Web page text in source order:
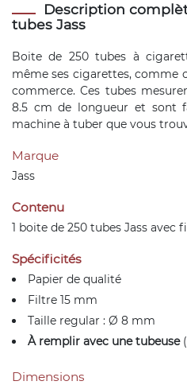
Description
tubes Jass
Boite de 250tubes à
même ses cigarettes, comme
commerce. Ces tubes
8.5 cm de longueur et sont
machine à tuber que vous
Marque
Jass
Contenu
1 boite de 250 tubes Jass avec
Spécificités
Papier de qualité
Filtre 15 mm
Taille regular : Ø 8 mm
À remplir avec une tubeuse
Dimensions